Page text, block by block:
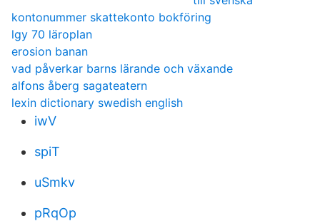
kontonummer skattekonto bokföring
lgy 70 läroplan
erosion banan
vad påverkar barns lärande och växande
alfons åberg sagateatern
lexin dictionary swedish english
iwV
spiT
uSmkv
pRqOp